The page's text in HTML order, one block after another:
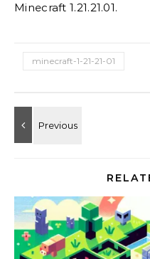
Minecraft 1.21.21.01.
minecraft-1-21-21-01